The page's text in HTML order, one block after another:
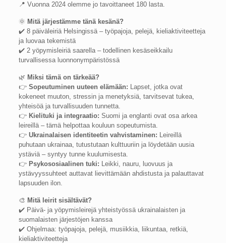
📍 Vuonna 2024 olemme jo tavoittaneet 180 lasta.
🌞 Mitä järjestämme tänä kesänä?
✔️ 8 päiväleiriä Helsingissä – työpajoja, pelejä, kieliaktiviteetteja
ja luovaa tekemistä
✔️ 2 yöpymisleiriä saarella – todellinen kesäseikkailu
turvallisessa luonnonympäristössä
🌿 Miksi tämä on tärkeää?
👉Sopeutuminen uuteen elämään: Lapset, jotka ovat
kokeneet muuton, stressin ja menetyksiä, tarvitsevat tukea,
yhteisöä ja turvallisuuden tunnetta.
👉 Kielituki ja integraatio: Suomi ja englanti ovat osa arkea
leireillä – tämä helpottaa kouluun sopeutumista.
👉Ukrainalaisen identiteetin vahvistaminen: Leireillä
puhutaan ukrainaa, tutustutaan kulttuuriin ja löydetään uusia
ystäviä – syntyy tunne kuulumisesta.
👉 Psykososiaalinen tuki: Leikki, nauru, luovuus ja
ystävyyssuhteet auttavat lievittämään ahdistusta ja palauttavat
lapsuuden ilon.
🎨 Mitä leirit sisältävät?
✔️ Päivä- ja yöpymisleirejä yhteistyössä ukrainalaisten ja
suomalaisten järjestöjen kanssa
✔️ Ohjelmaa: työpajoja, pelejä, musiikkia, liikuntaa, retkiä,
kieliaktiviteetteja